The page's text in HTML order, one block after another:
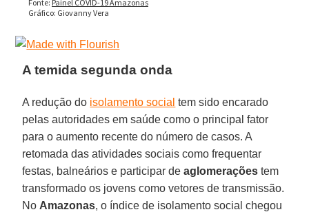
A temida segunda onda
A redução do isolamento social tem sido encarado
pelas autoridades em saúde como o principal fator
para o aumento recente do número de casos. A
retomada das atividades sociais como frequentar
festas, balneários e participar deaglomerações tem
transformado os jovens como vetores de transmissão.
No Amazonas, o índice de isolamento social chegou